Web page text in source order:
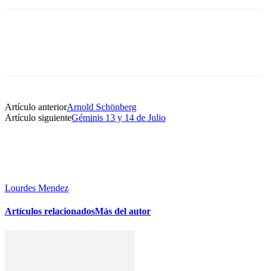
Artículo anteriorArnold Schönberg
Artículo siguienteGéminis 13 y 14 de Julio
Lourdes Mendez
Artículos relacionadosMás del autor